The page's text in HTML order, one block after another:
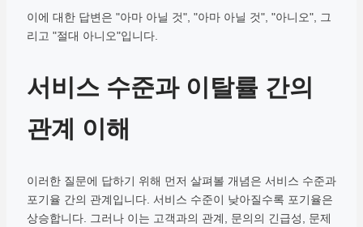
이에 대한 답변은 "아마 아닐 것", "아마 아닐 것", "아니오", 그
리고 "절대 아니오"입니다.
서비스 수준과 이탈률 간의
관계 이해
이러한 질문에 답하기 위해 먼저 살펴볼 개념은 서비스 수준과
포기율 간의 관계입니다. 서비스 수준이 낮아질수록 포기율은
상승합니다. 그러나 이는 고객과의 관계, 문의의 긴급성, 문제